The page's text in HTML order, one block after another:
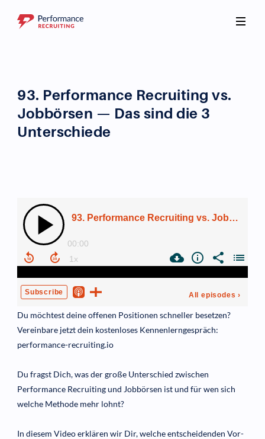
93. Performance Recruiting vs.
Jobbörsen — Das sind die 3
Unterschiede
Du möchtest deine offenen Positionen schneller besetzen?
Vereinbare jetzt dein kostenloses Kennenlerngespräch:
performance-recruiting.io
Du fragst Dich, was der große Unterschied zwischen
Performance Recruiting und Jobbörsen ist und für wen sich
welche Methode mehr lohnt?
In diesem Video erklären wir Dir, welche entscheidenden Vor-